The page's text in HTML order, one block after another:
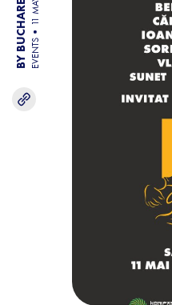
EVENTS